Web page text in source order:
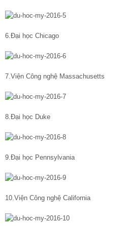
6.Đại học Chicago
7.Viện Công nghệ Massachusetts
8.Đại học Duke
9.Đại học Pennsylvania
10.Viện Công nghệ California